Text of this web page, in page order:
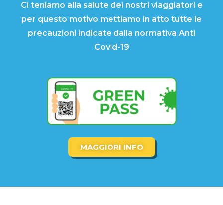
Ci teniamo alla salute dei nostri viaggiatori e
per questo motivo mettiamo in atto tutte le
precauzioni indicate dalla normativa Anti
Covid-19
MAGGIORI INFO